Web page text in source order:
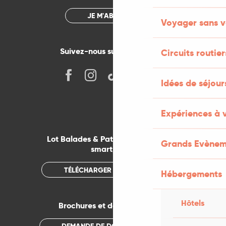
Voyager sans
Circuits
Idées de
Expériences à
Grands
Hébergements
Hôtels
JE M'ABONNE
Suivez-nous sur les réseaux !
Lot Balades & Patrimoines sur votre
smartphone
TÉLÉCHARGER L'APPLICATION
Brochures et documentations